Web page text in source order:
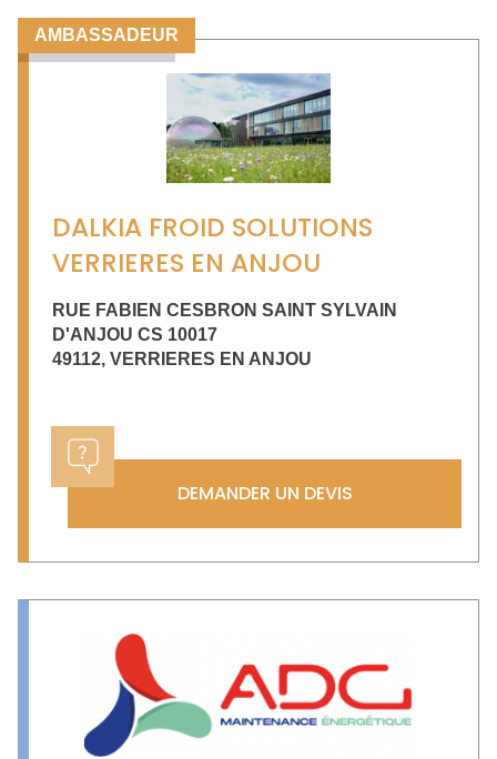
AMBASSADEUR
DALKIA FROID SOLUTIONS
VERRIERES EN ANJOU
RUE FABIEN CESBRON SAINT SYLVAIN
D'ANJOU CS 10017
49112, VERRIERES EN ANJOU
DEMANDER UN DEVIS